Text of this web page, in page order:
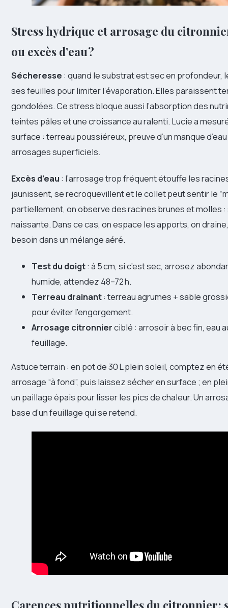
Stress hydrique et arrosage du
ou excès d’eau ?
Sécheresse : quand le substrat est sec en profondeur,
ses feuilles pour limiter l’évaporation. Elles paraissent
gondolées. Ce stress bloque aussi l’absorption des
teintes pâles et une croissance au ralenti. Lucie a
surface : terreau poussiéreux, preuve d’un manque
arrosages superficiels.
Excès d’eau : l’arrosage trop fréquent étouffe les
jaunissent, se recroquevillent et le collet peut sentir le
partiellement, on observe des racines brunes et molles
naissante. Dans ce cas, on espace les apports, on
besoin dans un mélange aéré.
Test du doigt: à 5 cm, si c’est sec, arrosez
humide, attendez 48–72 h.
Terreau drainant: terreau agrumes + sable
pour éviter l’engorgement.
Arrosage citronnierciblé : arrosoir à bec fin, eau
feuillage.
Astuce terrain : en pot de 30 L plein soleil, comptez en été
arrosage “à fond”, puis laissez sécher en surface ; en
un paillage épais pour lisser les pics de chaleur. Un
base d’un feuillage qui se retend.
Carences nutritionnelles du citronnier :